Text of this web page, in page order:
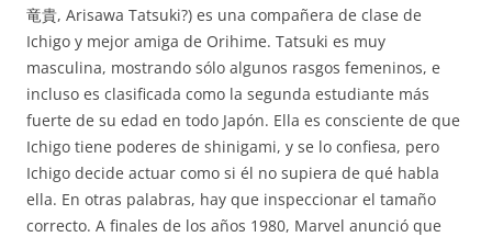
竜貴, Arisawa Tatsuki?) es una compañera de clase de
Ichigo y mejor amiga de Orihime. Tatsuki es muy
masculina, mostrando sólo algunos rasgos femeninos, e
incluso es clasificada como la segunda estudiante más
fuerte de su edad en todo Japón. Ella es consciente de que
Ichigo tiene poderes de shinigami, y se lo confiesa, pero
Ichigo decide actuar como si él no supiera de qué habla
ella. En otras palabras, hay que inspeccionar el tamaño
correcto. A finales de los años 1980, Marvel anunció que